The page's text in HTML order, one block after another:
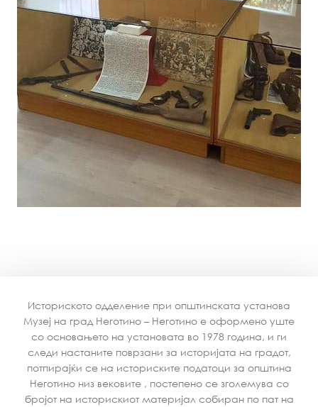
Историското одделение при општинската установа
Музеј на град Неготино – Неготино е оформено уште
со основањето на установата во 1978 година, и ги
следи настаните поврзани за историјата на градот,
потпирајќи се на историските податоци за општина
Неготино низ вековите , постепено се зголемува со
бројот на историскиот материјал собиран по пат на